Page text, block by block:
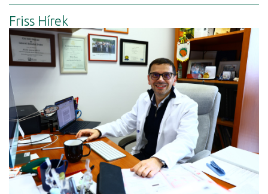
Friss Hírek